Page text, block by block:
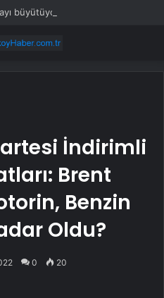
büyütüyor
İndirimli
Brent
Benzin
Oldu?
0 20